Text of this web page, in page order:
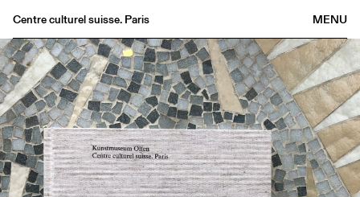
MENU
Centre culturel suisse. Paris
Agenda
Librairie
Buvette
Archives
Médiathèque
Éditions